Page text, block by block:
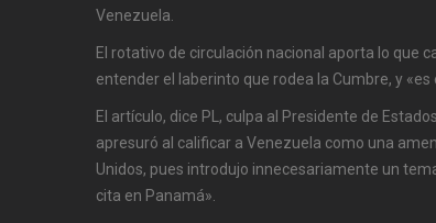
Venezuela.
El rotativo de circulación nacional aporta lo que
entender el laberinto que rodea la Cumbre, y
El artículo, dice PL, culpa al Presidente de
apresuró al calificar a Venezuela como una
Unidos, pues introdujo innecesariamente un
cita en Panamá».